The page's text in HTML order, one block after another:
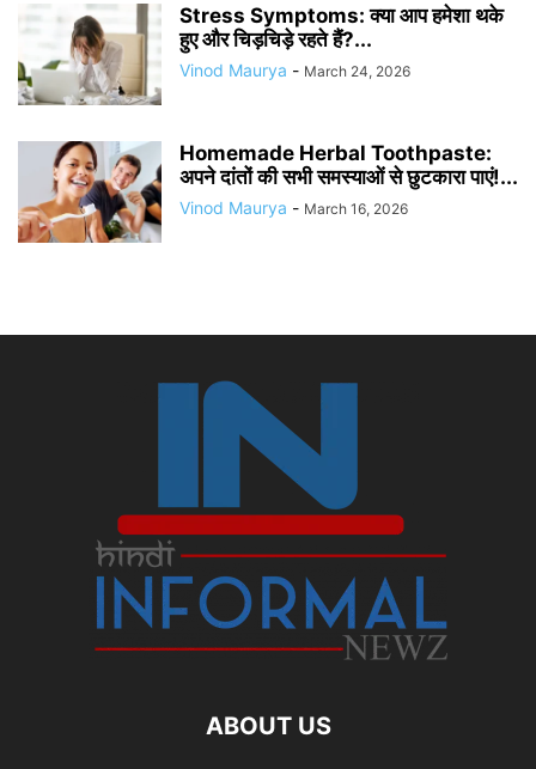
Stress Symptoms: क्या आप हमेशा थके
हुए और चिड़चिड़े रहते हैं?...
Vinod Maurya - March 24, 2026
Homemade Herbal Toothpaste:
अपने दांतों की सभी समस्याओं से छुटकारा पाएं!...
Vinod Maurya - March 16, 2026
ABOUT US